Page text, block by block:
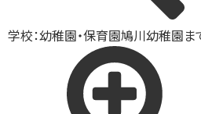
学校：幼稚園・保育園鳩川幼稚園ま